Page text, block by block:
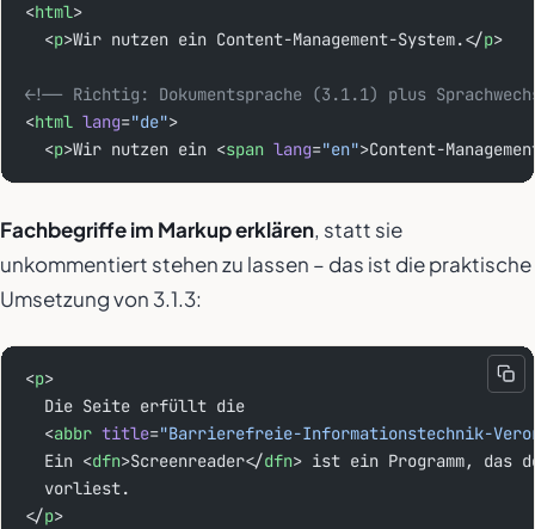
<html>
  <
p>Wir nutzen ein Content-Management-System.</p>
<!-- Richtig: Dokumentsprache (3.1.1) plus
<html lang="de">
  <
p>Wir nutzen ein <span lang="en">Content-
Fachbegriffe im Markup erklären, statt sie
unkommentiert stehen zu lassen – das ist die praktische
Umsetzung von 3.1.3:
<p>
  Die Seite erfüllt die
  <
abbr title="Barrierefreie-Informationstechnik-
  Ein <
dfn>Screenreader</dfn> ist ein Programm, das
  vorliest.
</p>